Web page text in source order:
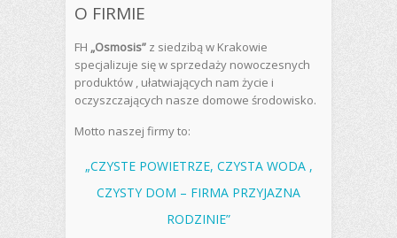
O FIRMIE
FH „Osmosis” z siedzibą w Krakowie
specjalizuje się w sprzedaży nowoczesnych
produktów , ułatwiających nam życie i
oczyszczających nasze domowe środowisko.
Motto naszej firmy to:
„CZYSTE POWIETRZE, CZYSTA WODA ,
CZYSTY DOM – FIRMA PRZYJAZNA
RODZINIE”